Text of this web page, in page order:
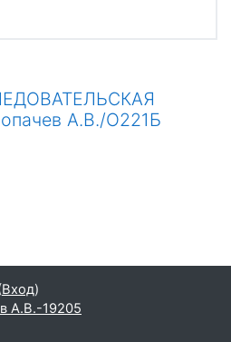
А.В./О221Б
Вход)
А.В.-19205